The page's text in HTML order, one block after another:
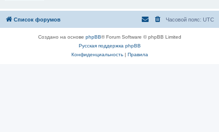
Список форумов Часовой пояс: UTC
Создано на основе phpBB® Forum Software © phpBB Limited
Русская поддержка phpBB
Конфиденциальность| Правила